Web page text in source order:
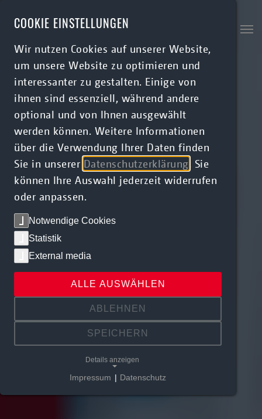
COOKIE EINSTELLUNGEN
Wir nutzen Cookies auf unserer Website,
um unsere Website zu optimieren und
interessanter zu gestalten. Einige von
ihnen sind essenziell, während andere
optional und von Ihnen ausgewählt
werden können. Weitere Informationen
über die Verwendung Ihrer Daten finden
Sie in unserer Datenschutzerklärung . Sie
können Ihre Auswahl jederzeit widerrufen
oder anpassen.
Notwendige Cookies
Statistik
External media
ALLE AUSWÄHLEN
ABLEHNEN
SPEICHERN
Details anzeigen
Impressum | Datenschutz